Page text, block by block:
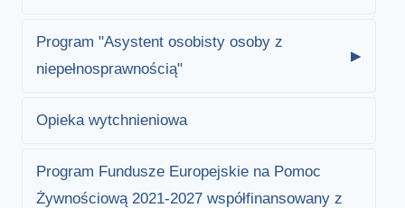
Program "Asystent osobisty osoby z
niepełnosprawnością"
Opieka wytchnieniowa
Program Fundusze Europejskie na Pomoc
Żywnościową 2021-2027 współfinansowany z